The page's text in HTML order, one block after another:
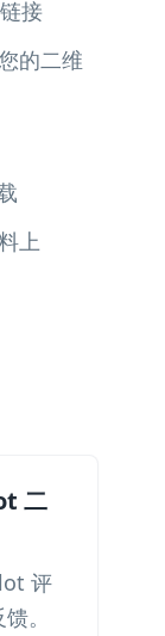
接
的二维
上
二
评
。